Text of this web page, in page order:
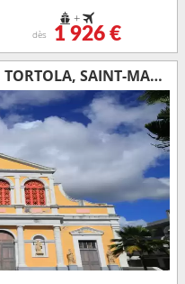
+
dès 1 926 €
GUADELOUPE, MARTINIQUE, TORTOLA, SAINT-MARTIN, ANTIGUA-ET-BARBUDA, SAINTE-LUCIE, BONAIRE